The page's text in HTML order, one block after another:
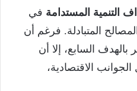
التنمية المستدامة في
المتبادلة. فرغم أن
السابع، إلا أن
الجوانب الاقتصادية،